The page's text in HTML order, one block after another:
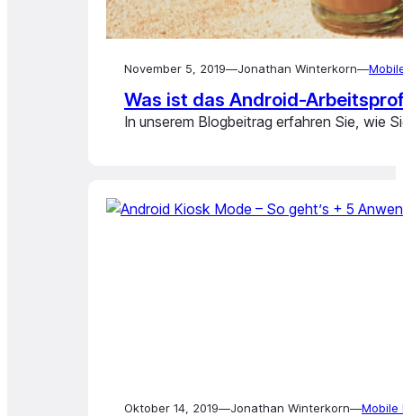
November 5, 2019—Jonathan Winterkorn—
Was ist das Android-
In unserem Blogbeitrag erfahren Sie, wie
Oktober 14, 2019—Jonathan Winterkorn—Mobile